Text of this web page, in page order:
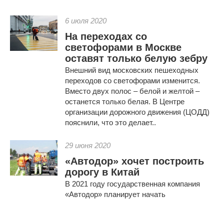
6 июля 2020
На переходах со
светофорами в Москве
оставят только белую зебру
Внешний вид московских пешеходных
переходов со светофорами изменится.
Вместо двух полос – белой и желтой –
останется только белая. В Центре
организации дорожного движения (ЦОДД)
пояснили, что это делает..
29 июня 2020
«Автодор» хочет построить
дорогу в Китай
В 2021 году государственная компания
«Автодор» планирует начать